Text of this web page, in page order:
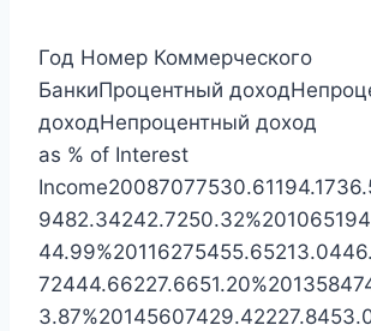
Год Номер Коммерческого
БанкиПроцентный
доходНепроцентный доход
as % of Interest